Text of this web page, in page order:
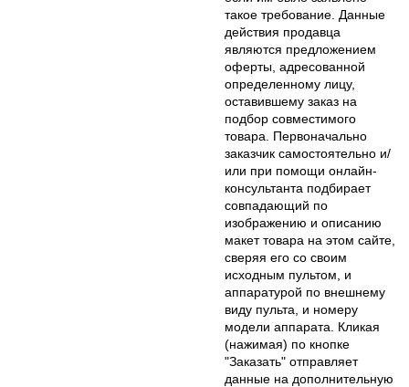
такое требование. Данные
действия продавца
являются предложением
оферты, адресованной
определенному лицу,
оставившему заказ на
подбор совместимого
товара. Первоначально
заказчик самостоятельно и/
или при помощи онлайн-
консультанта подбирает
совпадающий по
изображению и описанию
макет товара на этом сайте,
сверяя его со своим
исходным пультом, и
аппаратурой по внешнему
виду пульта, и номеру
модели аппарата. Кликая
(нажимая) по кнопке
"Заказать" отправляет
данные на дополнительную